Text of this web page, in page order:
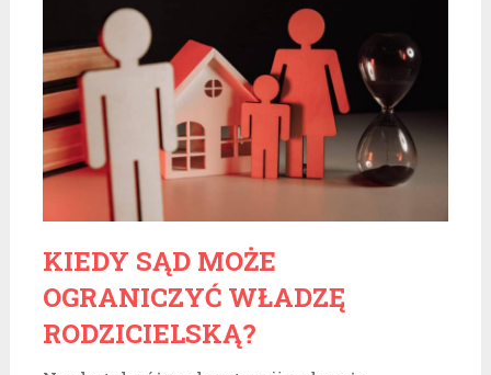
KIEDY SĄD MOŻE
OGRANICZYĆ WŁADZĘ
RODZICIELSKĄ?